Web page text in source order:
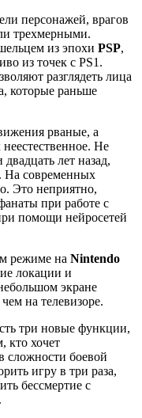
персонажей, врагов
трехмерными.
из эпохи PSP,
из точек с PS1.
разглядеть лица
которые раньше
рваные, а
Не
лет назад,
На современных
Это неприятно,
при работе с
помощи нейросетей
режиме на Nintendo
локации и
экране
на телевизоре.
три новые функции,
кто хочет
сложности боевой
игру в три раза,
бессмертие с